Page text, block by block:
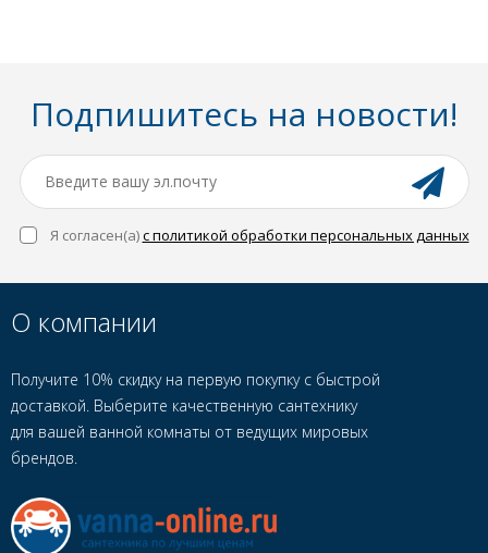
Подпишитесь на новости!
Я согласен(a)с политикой обработки персональных данных
О компании
Получите 10% скидку на первую покупку с быстрой
доставкой. Выберите качественную сантехнику
для вашей ванной комнаты от ведущих мировых
брендов.